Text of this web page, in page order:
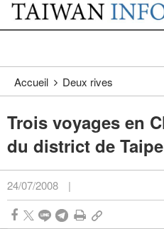
Passer au contenu principal
:::
Accueil Deux rives
Trois voyages en
du district de
24/07/2008 |